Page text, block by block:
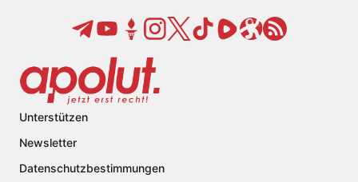
Unterstützen
Newsletter
Datenschutzbestimmungen